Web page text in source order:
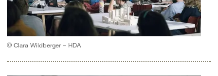
© Clara Wildberger – HDA